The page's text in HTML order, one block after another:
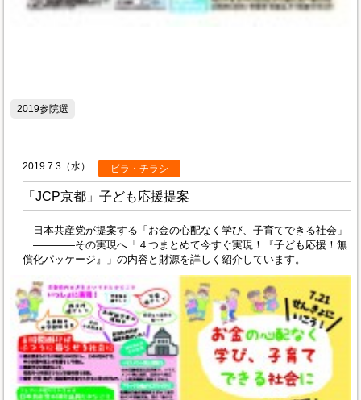
2019参院選
2019.7.3（水） ビラ・チラシ
「JCP京都」子ども応援提案
日本共産党が提案する「お金の心配なく学び、子育てできる社会」
――――その実現へ「４つまとめて今すぐ実現！『子ども応援！無
償化パッケージ』」の内容と財源を詳しく紹介しています。